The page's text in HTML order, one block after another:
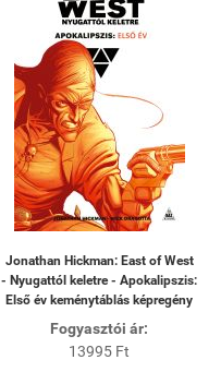
Jonathan Hickman: East of West
- Nyugattól keletre - Apokalipszis:
Első év keménytáblás képregény
Fogyasztói ár:
13995 Ft